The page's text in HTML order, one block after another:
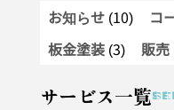
お知らせ (10) コ
板金塗装 (3) 販売
サービス一覧